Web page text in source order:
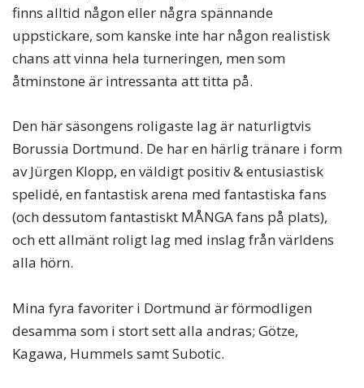
finns alltid någon eller några spännande
uppstickare, som kanske inte har någon realistisk
chans att vinna hela turneringen, men som
åtminstone är intressanta att titta på.
Den här säsongens roligaste lag är naturligtvis
Borussia Dortmund. De har en härlig tränare i form
av Jürgen Klopp, en väldigt positiv & entusiastisk
spelidé, en fantastisk arena med fantastiska fans
(och dessutom fantastiskt MÅNGA fans på plats),
och ett allmänt roligt lag med inslag från världens
alla hörn.
Mina fyra favoriter i Dortmund är förmodligen
desamma som i stort sett alla andras; Götze,
Kagawa, Hummels samt Subotic.